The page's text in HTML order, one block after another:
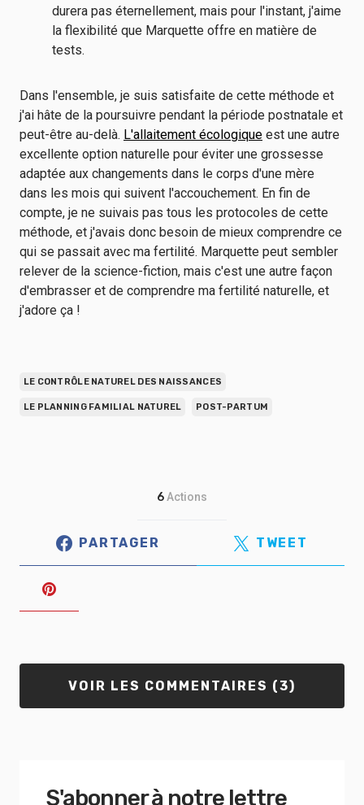
durera pas éternellement, mais pour l'instant, j'aime
la flexibilité que Marquette offre en matière de
tests.
Dans l'ensemble, je suis satisfaite de cette méthode et
j'ai hâte de la poursuivre pendant la période postnatale et
peut-être au-delà. L'allaitement écologique est une autre
excellente option naturelle pour éviter une grossesse
adaptée aux changements dans le corps d'une mère
dans les mois qui suivent l'accouchement. En fin de
compte, je ne suivais pas tous les protocoles de cette
méthode, et j'avais donc besoin de mieux comprendre ce
qui se passait avec ma fertilité. Marquette peut sembler
relever de la science-fiction, mais c'est une autre façon
d'embrasser et de comprendre ma fertilité naturelle, et
j'adore ça !
LE CONTRÔLE NATUREL DES NAISSANCES
LE PLANNING FAMILIAL NATUREL POST-PARTUM
6 Actions
PARTAGER TWEET
VOIR LES COMMENTAIRES (3)
S'abonner à notre lettre